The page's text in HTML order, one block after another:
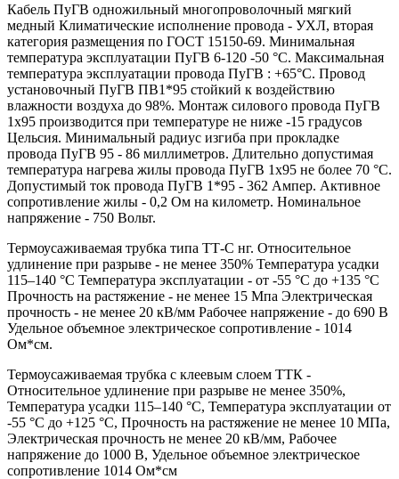
Кабель ПуГВ одножильный многопроволочный мягкий
медный Климатические исполнение провода - УХЛ, вторая
категория размещения по ГОСТ 15150-69. Минимальная
температура эксплуатации ПуГВ 6-120 -50 °С. Максимальная
температура эксплуатации провода ПуГВ : +65°С. Провод
установочный ПуГВ ПВ1*95 стойкий к воздействию
влажности воздуха до 98%. Монтаж силового провода ПуГВ
1х95 производится при температуре не ниже -15 градусов
Цельсия. Минимальный радиус изгиба при прокладке
провода ПуГВ 95 - 86 миллиметров. Длительно допустимая
температура нагрева жилы провода ПуГВ 1х95 не более 70 °С.
Допустимый ток провода ПуГВ 1*95 - 362 Ампер. Активное
сопротивление жилы - 0,2 Ом на километр. Номинальное
напряжение - 750 Вольт.
Термоусаживаемая трубка типа ТТ-С нг. Относительное
удлинение при разрыве - не менее 350% Температура усадки
115–140 °C Температура эксплуатации - от -55 °C до +135 °C
Прочность на растяжение - не менее 15 Мпа Электрическая
прочность - не менее 20 кВ/мм Рабочее напряжение - до 690 В
Удельное объемное электрическое сопротивление - 1014
Ом*см.
Термоусаживаемая трубка с клеевым слоем ТТК -
Относительное удлинение при разрыве не менее 350%,
Температура усадки 115–140 °C, Температура эксплуатации от
-55 °C до +125 °C, Прочность на растяжение не менее 10 МПа,
Электрическая прочность не менее 20 кВ/мм, Рабочее
напряжение до 1000 В, Удельное объемное электрическое
сопротивление 1014 Ом*см